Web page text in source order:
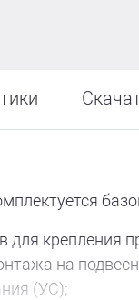
для крепления
на
(УС);